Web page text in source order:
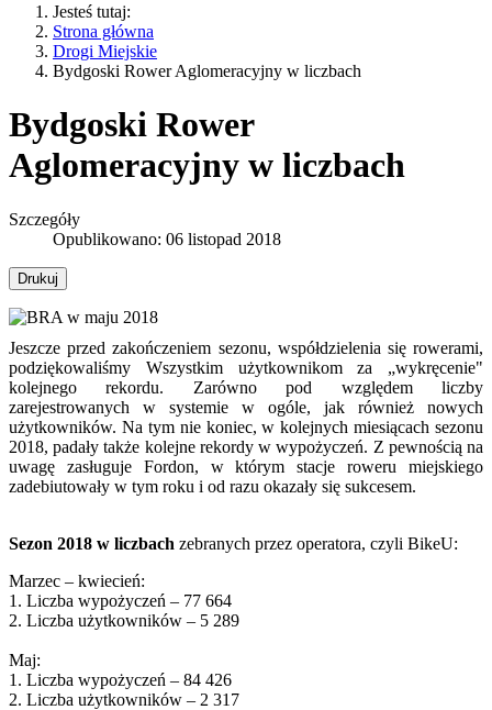
Jesteś tutaj:
Strona główna
Drogi Miejskie
Bydgoski Rower Aglomeracyjny w liczbach
Bydgoski Rower
Aglomeracyjny w liczbach
Szczegóły
Opublikowano: 06 listopad 2018
Drukuj
Jeszcze przed zakończeniem sezonu, współdzielenia się rowerami,
podziękowaliśmy Wszystkim użytkownikom za „wykręcenie"
kolejnego rekordu. Zarówno pod względem liczby
zarejestrowanych w systemie w ogóle, jak również nowych
użytkowników. Na tym nie koniec, w kolejnych miesiącach sezonu
2018, padały także kolejne rekordy w wypożyczeń. Z pewnością na
uwagę zasługuje Fordon, w którym stacje roweru miejskiego
zadebiutowały w tym roku i od razu okazały się sukcesem.
Sezon 2018 w liczbach zebranych przez operatora, czyli BikeU:
Marzec – kwiecień:
1. Liczba wypożyczeń – 77 664
2. Liczba użytkowników – 5 289
Maj:
1. Liczba wypożyczeń – 84 426
2. Liczba użytkowników – 2 317